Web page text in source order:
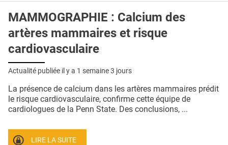
MAMMOGRAPHIE : Calcium des
artères mammaires et risque
cardiovasculaire
Actualité publiée il y a 1 semaine 3 jours
La présence de calcium dans les artères mammaires prédit
le risque cardiovasculaire, confirme cette équipe de
cardiologues de la Penn State. Des conclusions, ...
LIRE LA SUITE